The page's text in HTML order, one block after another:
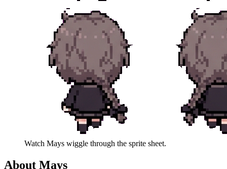
Watch Mays wiggle through the sprite sheet.
About Mays